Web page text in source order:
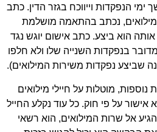
הנפקדות וייווכח בגזר הדין. כתב
נכתב בהתאמה מושלמת
הוא ביצע. כתב אישום יוגש נגד
בנפקדות השנייה שלו ולא חלפו
שביצע נפקדות משירות המילואים).
נוספות, מוטלות על חיילי מילואים
על פי חוק. כל עוד נקלע החייל
אל שרות המילואים, הוא רשאי